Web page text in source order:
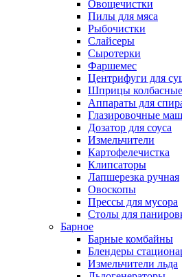
Овощечистки
Пилы для мяса
Рыбочистки
Слайсеры
Сыротерки
Фаршемес
Центрифуги для
Шприцы колбасные
Аппараты для
Глазировочные
Дозатор для соуса
Измельчители
Картофелечистка
Клипсаторы
Лапшерезка ручная
Овоскопы
Прессы для мусора
Столы для
Барное
Барные комбайны
Блендеры
Измельчители льда